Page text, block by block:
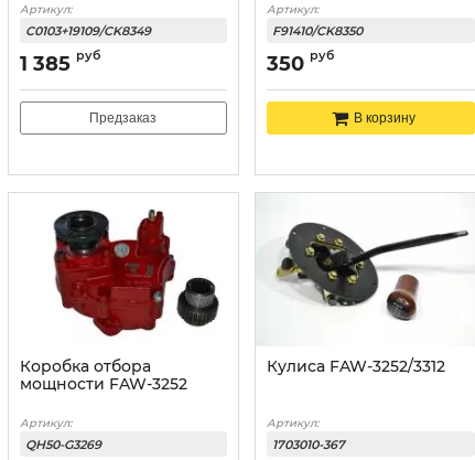
Артикул:
C0103+19109/CK8349
1 385 руб
Предзаказ
Артикул:
F91410/CK8350
350 руб
В корзину
Коробка отбора
мощности FAW-3252
Артикул:
QH50-G3269
Кулиса FAW-3252/3312
Артикул:
1703010-367